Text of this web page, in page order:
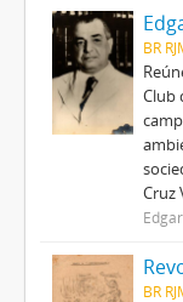
BR
Club
Cruz
BR